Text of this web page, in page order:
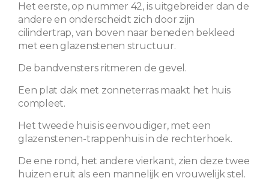
Het eerste, op nummer 42, is uitgebreider dan de
andere en onderscheidt zich door zijn
cilindertrap, van boven naar beneden bekleed
met een glazenstenen structuur.
De bandvensters ritmeren de gevel.
Een plat dak met zonneterras maakt het huis
compleet.
Het tweede huis is eenvoudiger, met een
glazenstenen-trappenhuis in de rechterhoek.
De ene rond, het andere vierkant, zien deze twee
huizen eruit als een mannelijk en vrouwelijk stel.